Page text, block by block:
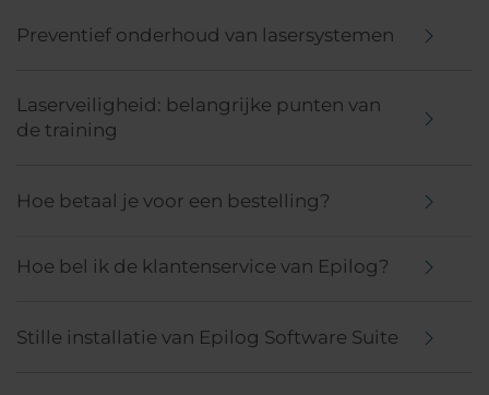
Preventief onderhoud van lasersystemen
Laserveiligheid: belangrijke punten van
de training
Hoe betaal je voor een bestelling?
Hoe bel ik de klantenservice van Epilog?
Stille installatie van Epilog Software Suite